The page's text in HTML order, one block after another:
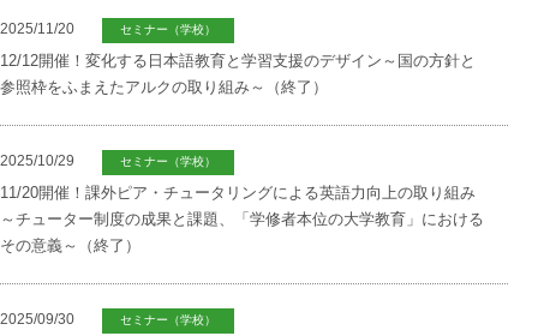
2025/11/20 セミナー（学校）
12/12開催！変化する日本語教育と学習支援のデザイン～国の方針と
参照枠をふまえたアルクの取り組み～（終了）
2025/10/29 セミナー（学校）
11/20開催！課外ピア・チュータリングによる英語力向上の取り組み
～チューター制度の成果と課題、「学修者本位の大学教育」における
その意義～（終了）
2025/09/30 セミナー（学校）